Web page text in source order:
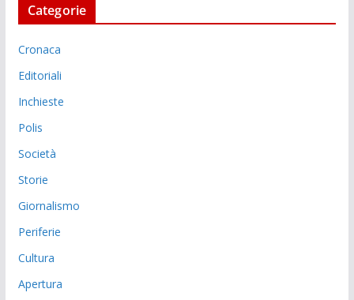
Categorie
Cronaca
Editoriali
Inchieste
Polis
Società
Storie
Giornalismo
Periferie
Cultura
Apertura